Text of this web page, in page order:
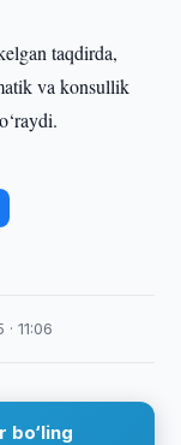
taqdirda,
va konsullik
· 11:06
bo‘ling